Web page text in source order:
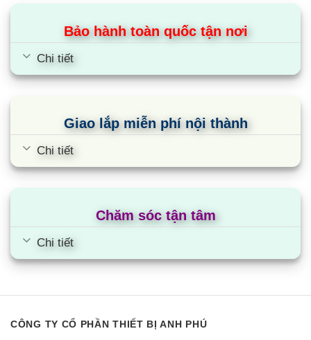
Bảo hành toàn quốc tận nơi
Chi tiết
Giao lắp miễn phí nội thành
Chi tiết
Chăm sóc tận tâm
Chi tiết
CÔNG TY CỔ PHẦN THIẾT BỊ ANH PHÚ